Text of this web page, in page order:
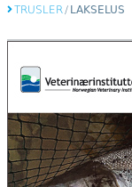
15. april 2026
Endringar
07. april 2026
Fryktar
rasere elva
TRUSLER/ LAKSELUS